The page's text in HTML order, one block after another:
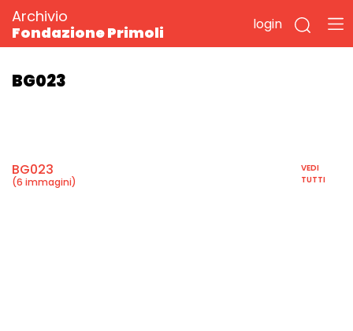
Archivio
Fondazione Primoli
login
BG023
BG023
(6 immagini)
VEDI
TUTTI